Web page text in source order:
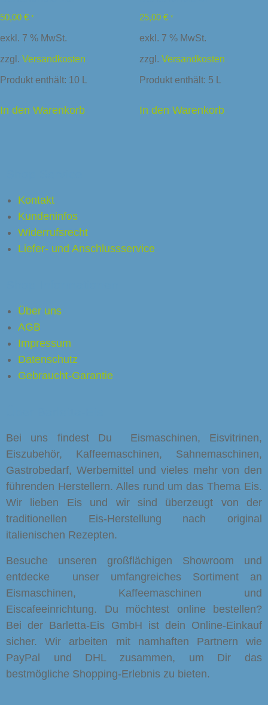
Ladenbau
50,00 € *
exkl. 7 % MwSt.
zzgl. Versandkosten
Produkt enthält: 10 L
In den Warenkorb
25,00 € *
exkl. 7 % MwSt.
zzgl. Versandkosten
Produkt enthält: 5 L
In den Warenkorb
Kontakt
Kundeninfos
Widerrufsrecht
Liefer- und Anschlussservice
Über uns
AGB
Impressum
Datenschutz
Gebraucht-Garantie
Bei uns findest Du Eismaschinen, Eisvitrinen,
Eiszubehör, Kaffeemaschinen, Sahnemaschinen,
Gastrobedarf, Werbemittel und vieles mehr von den
führenden Herstellern. Alles rund um das Thema Eis.
Wir lieben Eis und wir sind überzeugt von der
traditionellen Eis-Herstellung nach original
italienischen Rezepten.
Besuche unseren großflächigen Showroom und
entdecke unser umfangreiches Sortiment an
Eismaschinen, Kaffeemaschinen und
Eiscafeeinrichtung. Du möchtest online bestellen?
Bei der Barletta-Eis GmbH ist dein Online-Einkauf
sicher. Wir arbeiten mit namhaften Partnern wie
PayPal und DHL zusammen, um Dir das
bestmögliche Shopping-Erlebnis zu bieten.